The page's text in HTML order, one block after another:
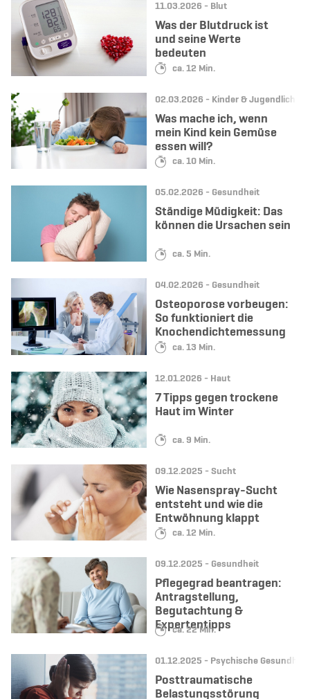
Datum:
11.03.2026 - Kategorie:
Blut
Lesedauer:
ca. 12 Min.
Was der Blutdruck ist
und seine Werte
bedeuten
Datum:
02.03.2026 - Kategorie:
Kinder & Jugendliche
Lesedauer:
ca. 10 Min.
Was mache ich, wenn
mein Kind kein Gemüse
essen will?
Datum:
05.02.2026 - Kategorie:
Gesundheit
Lesedauer:
ca. 5 Min.
Ständige Müdigkeit: Das
können die Ursachen sein
Datum:
04.02.2026 - Kategorie:
Gesundheit
Lesedauer:
ca. 13 Min.
Osteoporose vorbeugen:
So funktioniert die
Knochendichtemessung
Datum:
12.01.2026 - Kategorie:
Haut
Lesedauer:
ca. 9 Min.
7 Tipps gegen trockene
Haut im Winter
Datum:
09.12.2025 - Kategorie:
Sucht
Lesedauer:
ca. 12 Min.
Wie Nasenspray-Sucht
entsteht und wie die
Entwöhnung klappt
Datum:
09.12.2025 - Kategorie:
Gesundheit
Lesedauer:
ca. 22 Min.
Pflegegrad beantragen:
Antragstellung,
Begutachtung &
Expertentipps
Datum:
01.12.2025 - Kategorie:
Psychische Gesundheit
Posttraumatische
Belastungsstörung